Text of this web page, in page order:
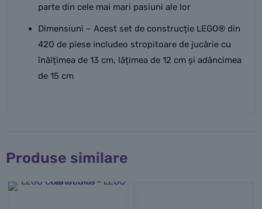
parte din cele mai mari pasiuni ale lor
Dimensiuni – Acest set de construcție LEGO® din
420 de piese includeo stropitoare de jucărie cu
înălțimea de 13 cm, lățimea de 12 cm și adâncimea
de 15 cm
Produse similare